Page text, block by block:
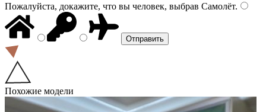
Пожалуйста, докажите, что вы человек, выбрав Самолёт.
Похожие модели